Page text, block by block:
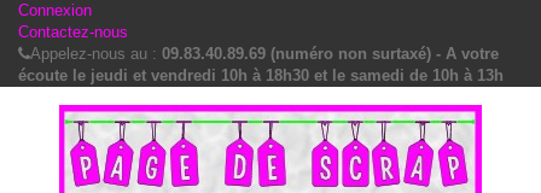
Connexion
Contactez-nous
Appelez-nous au : 09.83.40.89.69 (numéro non surtaxé) - A votre
écoute le jeudi et vendredi 10h à 18h30 et le samedi de 10h à 13h